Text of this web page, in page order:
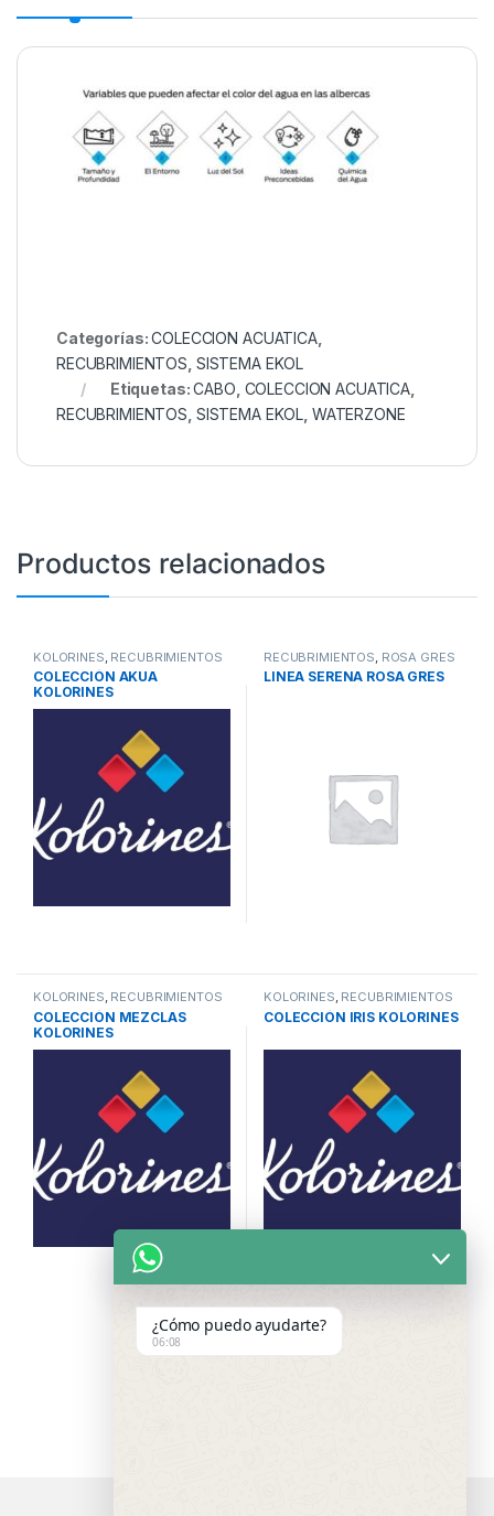
Categorías:COLECCION ACUATICA,
RECUBRIMIENTOS SISTEMA EKOL
Etiquetas:CABO COLECCION ACUATICA,
RECUBRIMIENTOS SISTEMA EKOL WATERZONE
Productos relacionados
KOLORINES RECUBRIMIENTOS
COLECCIÓN AKUA
KOLORINES
RECUBRIMIENTOS ROSA GRES
LINEA SERENA ROSA GRES
KOLORINES, RECUBRIMIENTOS
COLECCIÓN MEZCLAS
KOLORINES
KOLORINES, RECUBRIMIENTOS
COLECCIÓN IRIS KOLORINES
¿Cómo puedo ayudarte?
06:08